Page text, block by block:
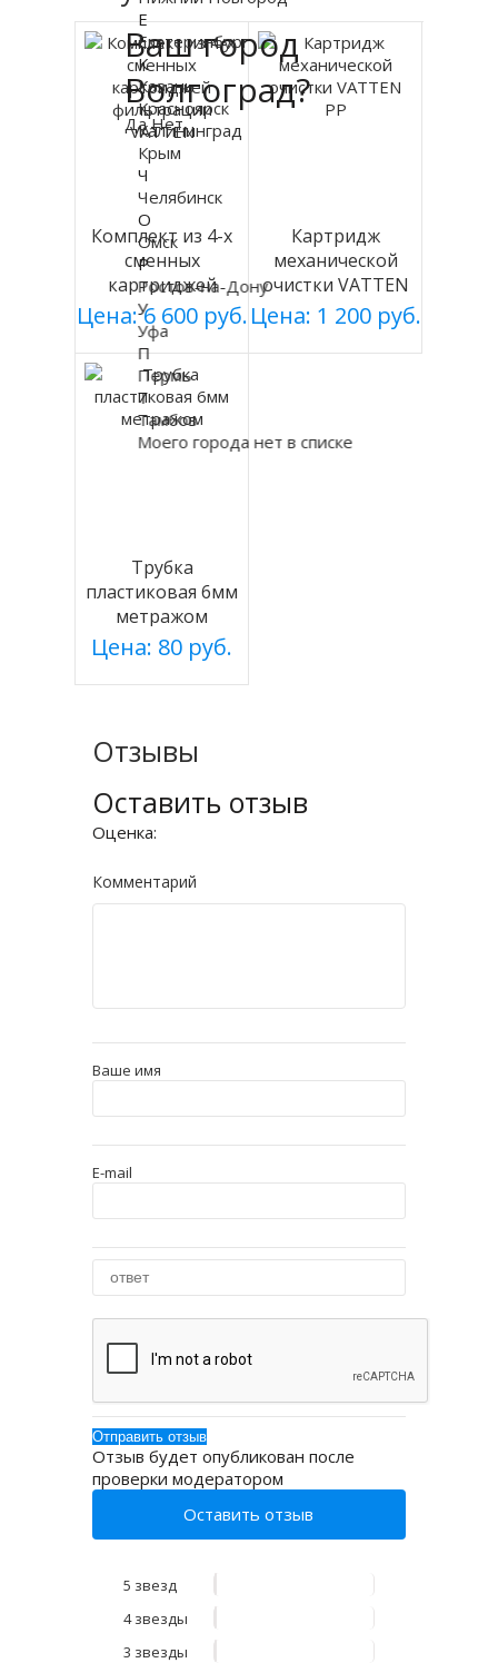
Комплект из 4-х
сменных
картриджей
фильтрации
VATTEN
Цена: 6 600 руб.
Картридж
механической
очистки VATTEN
PP
Цена: 1 200 руб.
Трубка
пластиковая 6мм
метражом
Цена: 80 руб.
Отзывы
Оставить отзыв
Оценка:
Комментарий
Ваше имя
E-mail
Отзыв будет опубликован после
проверки модератором
Оставить отзыв
5 звезд
4 звезды
3 звезды
Ваш город
Волгоград?
Да Нет
Е
Екатеринбург
К
Казань
Красноярск
Калининград
Крым
Ч
Челябинск
О
Омск
Р
Ростов-на-Дону
У
Уфа
П
Пермь
Т
Тамбов
Моего города нет в списке